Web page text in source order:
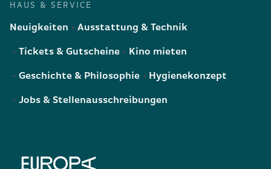
HAUS & SERVICE
Neuigkeiten Ausstattung & Technik
Tickets & Gutscheine Kino mieten
Geschichte & Philosophie Hygienekonzept
Jobs & Stellenausschreibungen